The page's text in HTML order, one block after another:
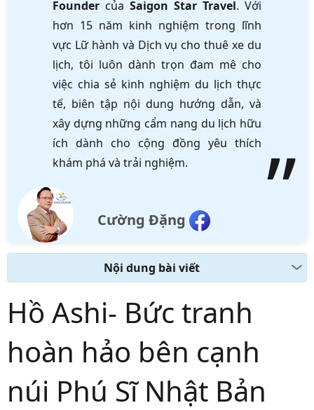
Founder của Saigon Star Travel. Với
hơn 15 năm kinh nghiệm trong lĩnh
vực Lữ hành và Dịch vụ cho thuê xe du
lịch, tôi luôn dành trọn đam mê cho
việc chia sẻ kinh nghiệm du lịch thực
tế, biên tập nội dung hướng dẫn, và
xây dựng những cẩm nang du lịch hữu
ích dành cho cộng đồng yêu thích
khám phá và trải nghiệm.
Cường Đặng
Nội dung bài viết
Hồ Ashi- Bức tranh
hoàn hảo bên cạnh
núi Phú Sĩ Nhật Bản